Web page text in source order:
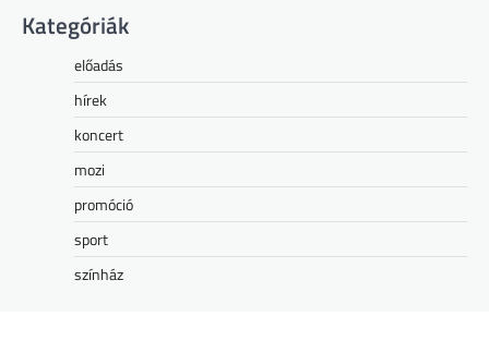
Kategóriák
előadás
hírek
koncert
mozi
promóció
sport
színház